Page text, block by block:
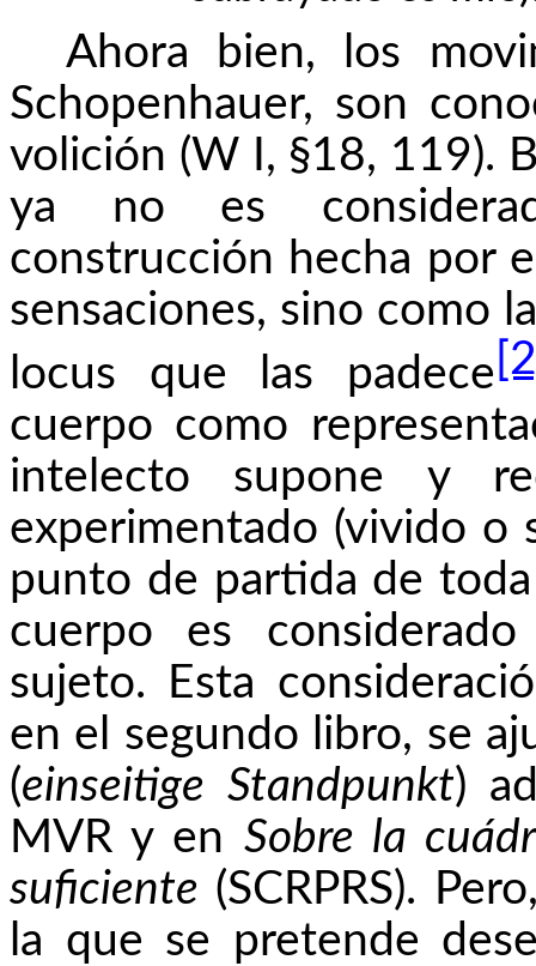
Ahora bien, los
Schopenhauer, son
volición (W I, §18, 119).
ya no es
construcción hecha por
sensaciones, sino como
locus que las padece
cuerpo como
intelecto supone y
experimentado (vivido o
punto de partida de
cuerpo es
sujeto. Esta
en el segundo libro, se
(einseitige Standpunkt)
MVR y en Sobre la
suficiente (SCRPRS).
la que se pretende